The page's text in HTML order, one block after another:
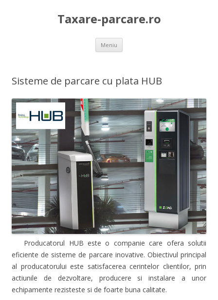
Taxare-parcare.ro
Meniu
Sisteme de parcare cu plata HUB
Producatorul HUB este o companie care ofera solutii
eficiente de sisteme de parcare inovative. Obiectivul principal
al producatorului este satisfacerea cerintelor clientilor, prin
actiunile de dezvoltare, producere si instalare a unor
echipamente rezisteste si de foarte buna calitate.